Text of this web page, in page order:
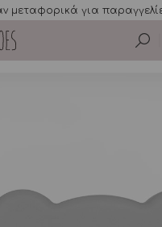
μεταφορικά για